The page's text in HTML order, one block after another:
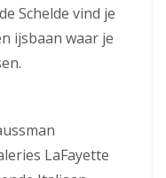
Schelde vind je
ijsbaan waar je
LaFayette